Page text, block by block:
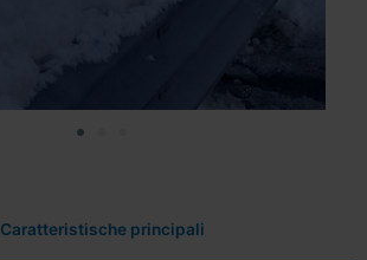
Caratteristische principali